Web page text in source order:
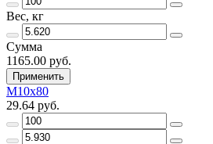
Вес, кг
Сумма
1165.00 руб.
Применить
М10х80
29.64 руб.